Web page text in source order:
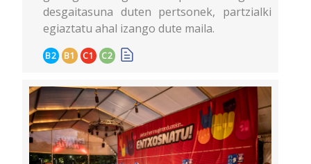
desgaitasuna duten pertsonek, partzialki
egiaztatu ahal izango dute maila.
B2 B1 C1 C2